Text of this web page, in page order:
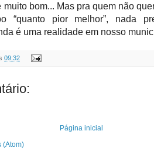
bom... Mas pra quem não
“quanto pior melhor”, nada
é uma realidade em nosso
09:32
Página inicial
(Atom)